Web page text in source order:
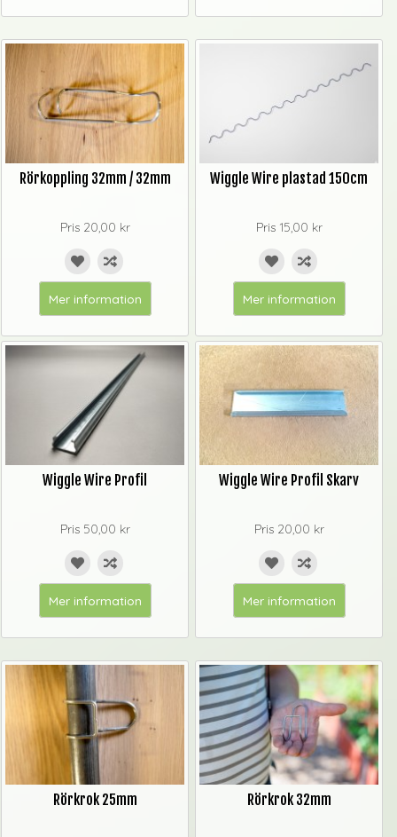
Rörkoppling 32mm / 32mm
Pris 20,00 kr
Mer information
Wiggle Wire plastad 150cm
Pris 15,00 kr
Mer information
Wiggle Wire Profil
Pris 50,00 kr
Mer information
Wiggle Wire Profil Skarv
Pris 20,00 kr
Mer information
Rörkrok 25mm Rörkrok 32mm